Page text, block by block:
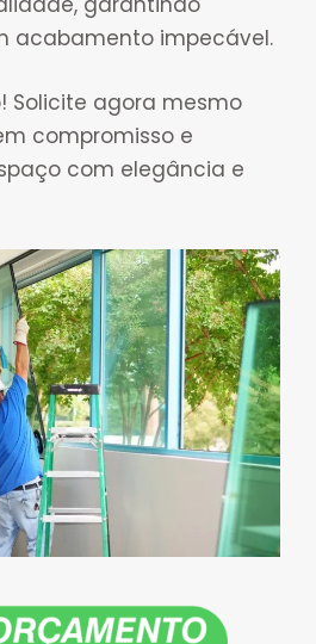
acabamento impecável.
Solicite agora mesmo
compromisso e
com elegância e